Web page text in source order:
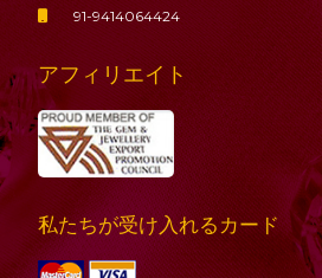
91-9414064424
アフィリエイト
私たちが受け入れるカード